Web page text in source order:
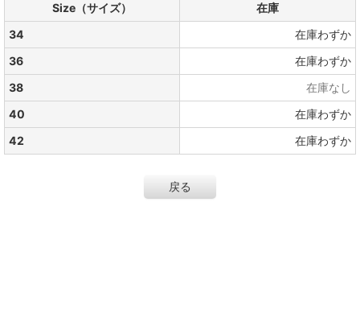
Size（サイズ）
在庫
34
在庫わずか
36
在庫わずか
38
在庫なし
40
在庫わずか
42
在庫わずか
戻る